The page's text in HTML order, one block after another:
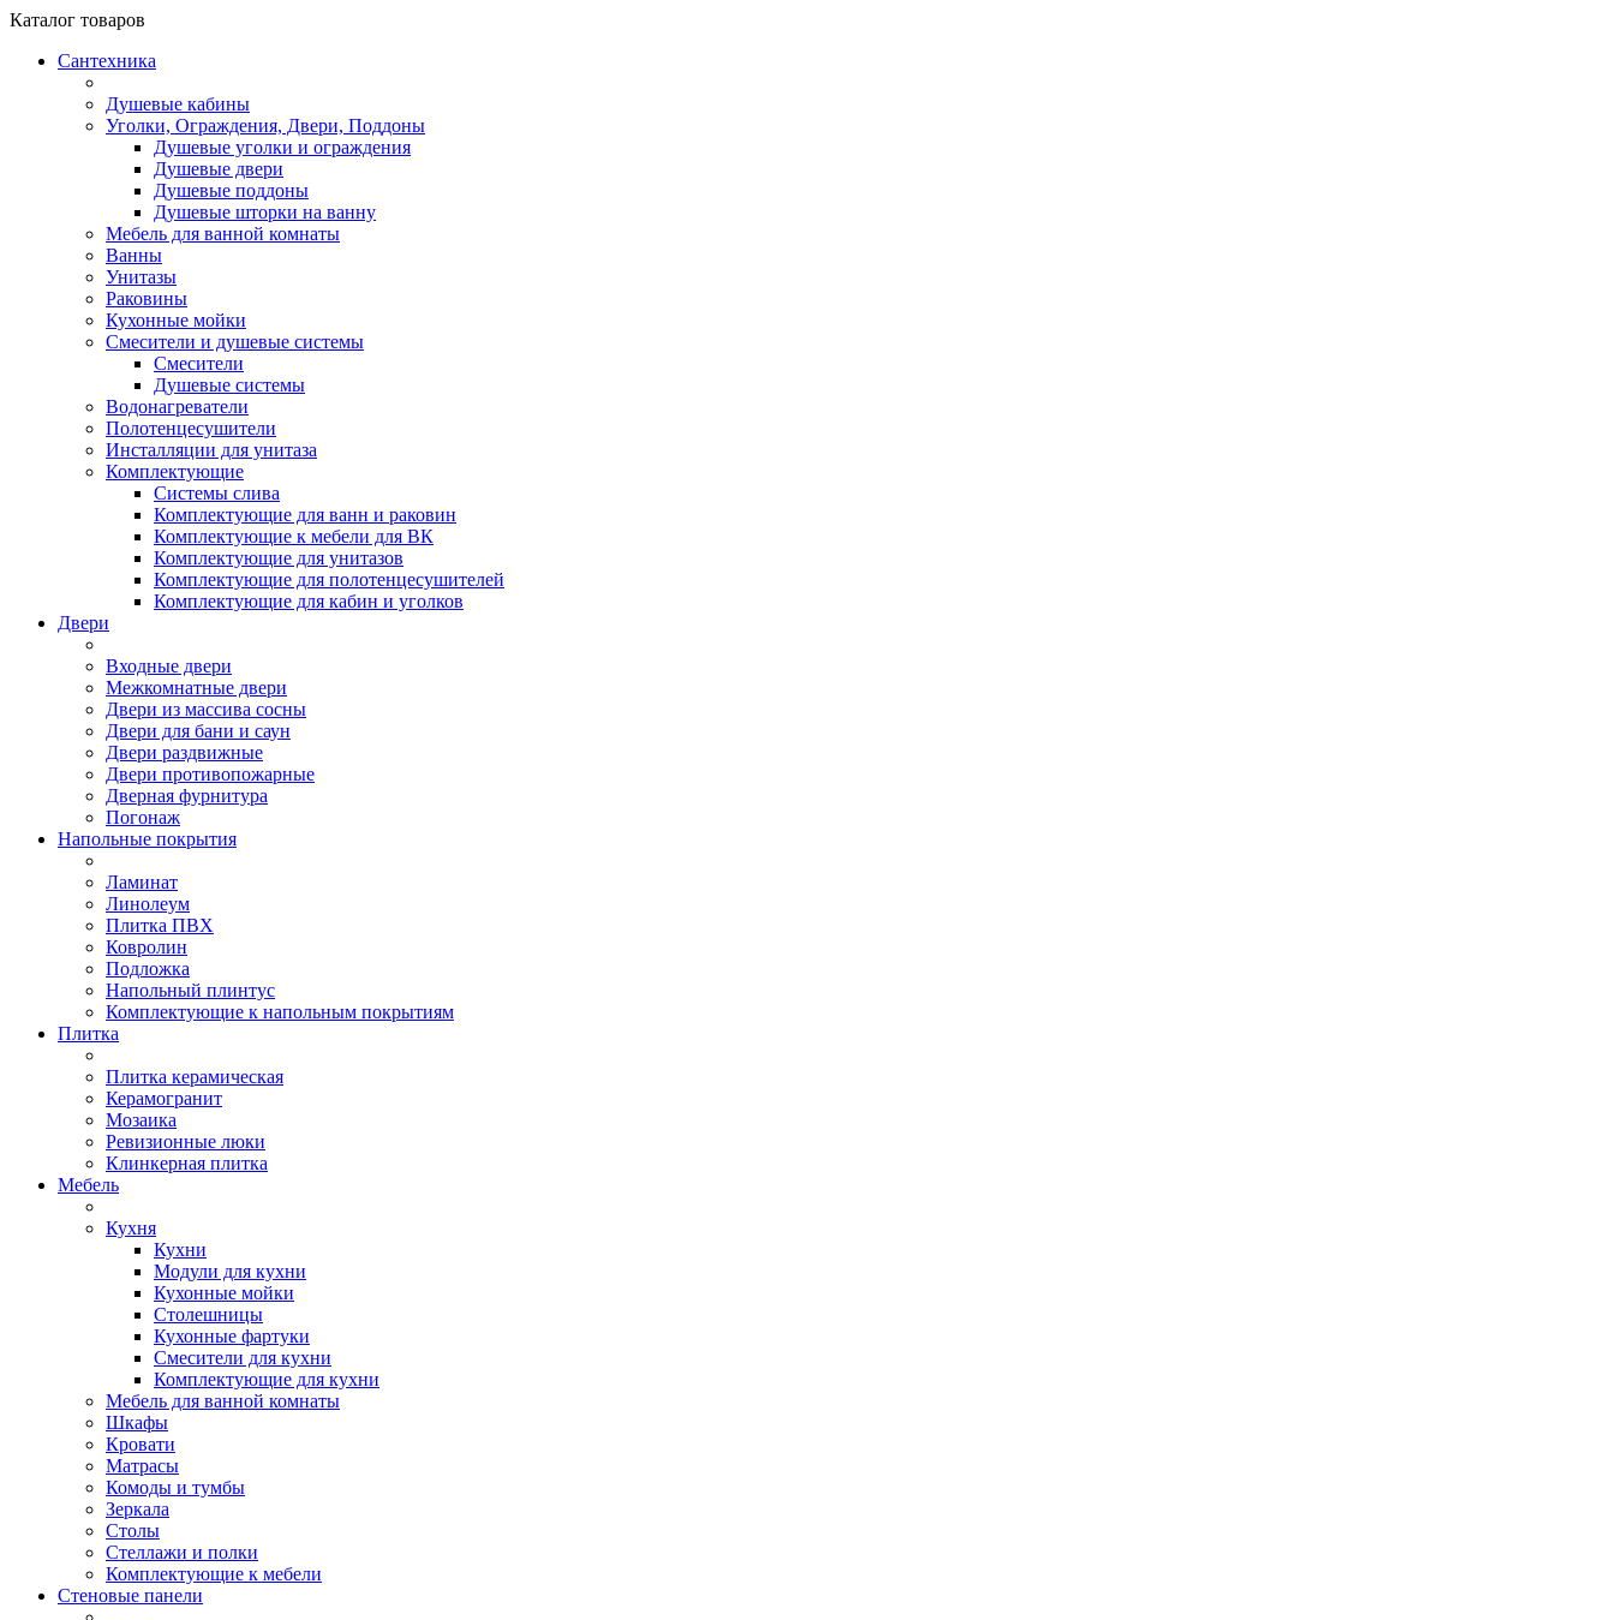
Каталог товаров
Сантехника
Душевые кабины
Уголки, Ограждения, Двери, Поддоны
Душевые уголки и ограждения
Душевые двери
Душевые поддоны
Душевые шторки на ванну
Мебель для ванной комнаты
Ванны
Унитазы
Раковины
Кухонные мойки
Смесители и душевые системы
Смесители
Душевые системы
Водонагреватели
Полотенцесушители
Инсталляции для унитаза
Комплектующие
Системы слива
Комплектующие для ванн и раковин
Комплектующие к мебели для ВК
Комплектующие для унитазов
Комплектующие для полотенцесушителей
Комплектующие для кабин и уголков
Двери
Входные двери
Межкомнатные двери
Двери из массива сосны
Двери для бани и саун
Двери раздвижные
Двери противопожарные
Дверная фурнитура
Погонаж
Напольные покрытия
Ламинат
Линолеум
Плитка ПВХ
Ковролин
Подложка
Напольный плинтус
Комплектующие к напольным покрытиям
Плитка
Плитка керамическая
Керамогранит
Мозаика
Ревизионные люки
Клинкерная плитка
Мебель
Кухня
Кухни
Модули для кухни
Кухонные мойки
Столешницы
Кухонные фартуки
Смесители для кухни
Комплектующие для кухни
Мебель для ванной комнаты
Шкафы
Кровати
Матрасы
Комоды и тумбы
Зеркала
Столы
Стеллажи и полки
Комплектующие к мебели
Стеновые панели